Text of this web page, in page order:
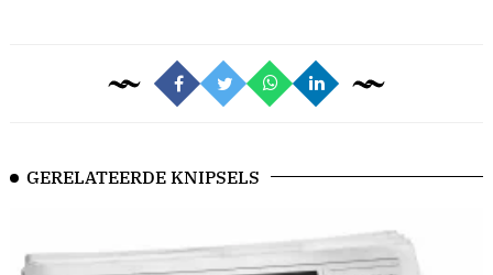
GERELATEERDE KNIPSELS